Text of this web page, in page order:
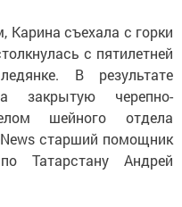
съехала с горки
с пятилетней
В результате
закрытую черепно-
шейного отдела
старший помощник
Татарстану Андрей